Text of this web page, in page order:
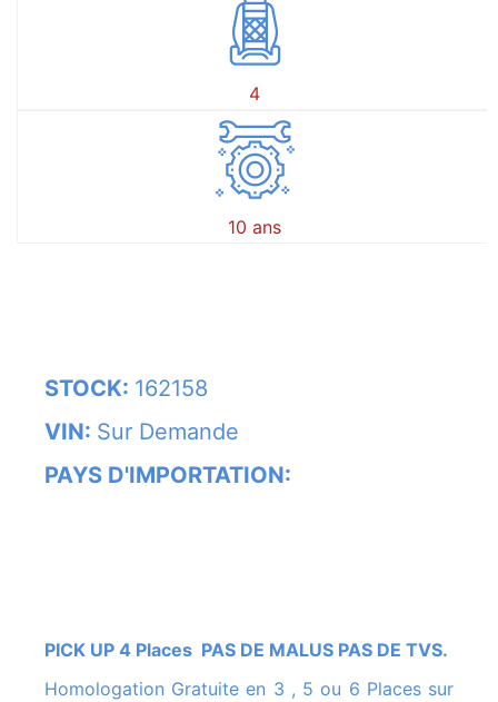
4
10 ans
STOCK: 162158
VIN: Sur Demande
PAYS D'IMPORTATION:
PICK UP 4 Places PAS DE MALUS PAS DE TVS.
Homologation Gratuite en 3 , 5 ou 6 Places sur